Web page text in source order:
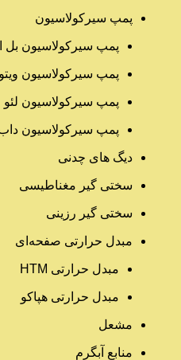
پمپ سیرکولاسیون
پمپ سیرکولاسیون بل
پمپ سیرکولاسیون ویتو
پمپ سیرکولاسیون لئو
پمپ سیرکولاسیون داب
دیگ های چدنی
سختی گیر مغناطیسی
سختی گیر رزینی
مبدل حرارتی صفحه‌ای
مبدل حرارتی HTM‎
مبدل حرارتی هپاکو
مشعل
منابع آبگرم